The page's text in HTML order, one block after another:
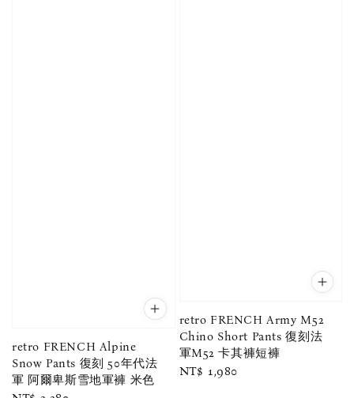
retro FRENCH Alpine
Snow Pants 復刻 50年代法
軍 阿爾卑斯雪地軍褲 米色
retro FRENCH Army M52
Chino Short Pants 復刻法
軍M52 卡其褲短褲
Regular
NT$ 1,980